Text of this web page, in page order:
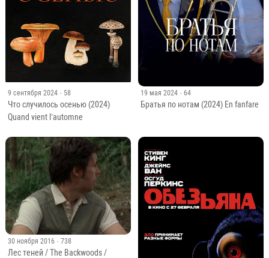
9 сентября 2024 · 58
Что случилось осенью (2024)
Quand vient l’automne
19 мая 2024 · 64
Братья по нотам (2024) En fanfare
30 ноября 2016 · 738
Лес теней / The Backwoods /